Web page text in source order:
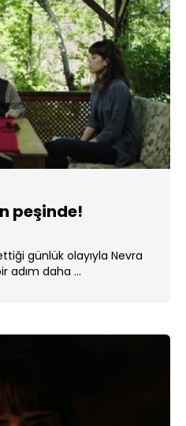
peşinde!
günlük olayıyla Nevra
adım daha ...